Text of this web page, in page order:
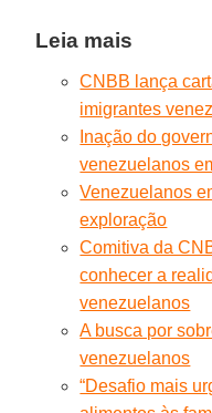
Leia mais
CNBB lança
imigrantes
Inação do
venezuelanos
Venezuelanos
exploração
Comitiva da
conhecer a
venezuelanos
A busca por
venezuelanos
“Desafio mais